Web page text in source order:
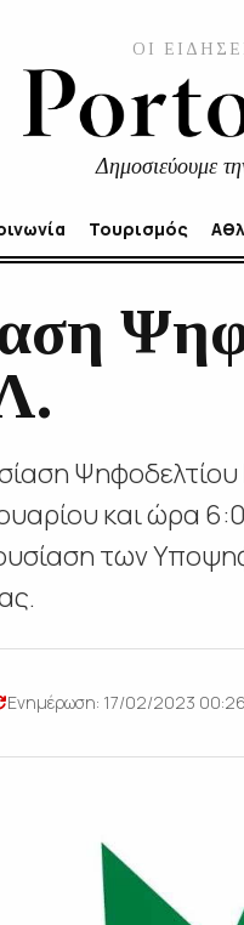
ΟΙ
Δημοσιεύουμε
Τουρισμός
και ώρα
των
Ενημέρωση: 17/02/2023 00:26